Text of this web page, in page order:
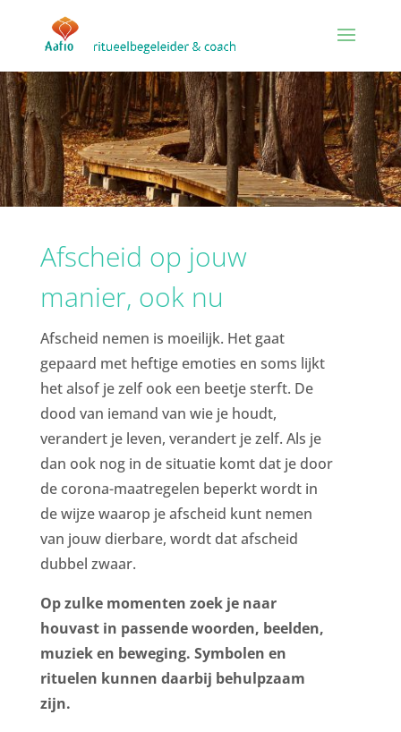
Afscheid op jouw
manier, ook nu
Afscheid nemen is moeilijk. Het gaat
gepaard met heftige emoties en soms lijkt
het alsof je zelf ook een beetje sterft. De
dood van iemand van wie je houdt,
verandert je leven, verandert je zelf. Als je
dan ook nog in de situatie komt dat je door
de corona-maatregelen beperkt wordt in
de wijze waarop je afscheid kunt nemen
van jouw dierbare, wordt dat afscheid
dubbel zwaar.
Op zulke momenten zoek je naar
houvast in passende woorden, beelden,
muziek en beweging. Symbolen en
rituelen kunnen daarbij behulpzaam
zijn.